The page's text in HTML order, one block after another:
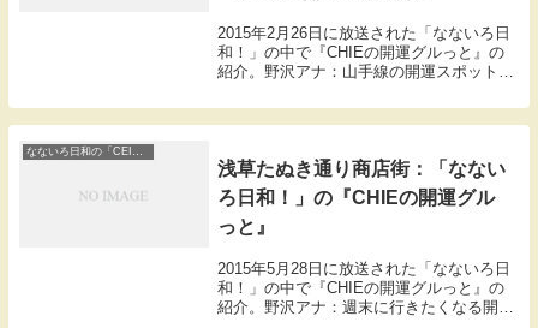
2015年2月26日に放送された「なないろ日
和！」の中で『CHIEの開運グルっと』の
紹介。野沢アナ：山手線の開運スポットを
内。本日はどこですか？CEIE「今この時
期、グリーンジャンボが発売中ですが、よ
なないろ日和の「CEIEの開運ぐるっと」
浅草たぬき通り商店街：「なない
ろ日和！」の『CHIEの開運グル
っと』
2015年5月28日に放送された「なないろ日
和！」の中で『CHIEの開運グルっと』の
紹介。野沢アナ：週末に行きたくなる開運